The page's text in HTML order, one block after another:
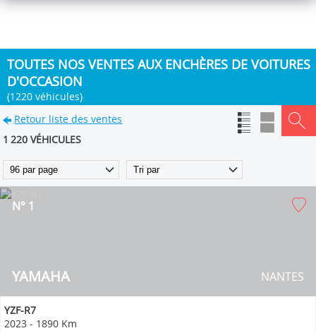
TOUTES NOS VENTES AUX ENCHÈRES DE VOITURES
D'OCCASION
(1220 véhicules)
Retour liste des ventes
1 220 VÉHICULES
YAMAHA
N° 1
NANTES
YZF-R7
2023 - 1890 Km